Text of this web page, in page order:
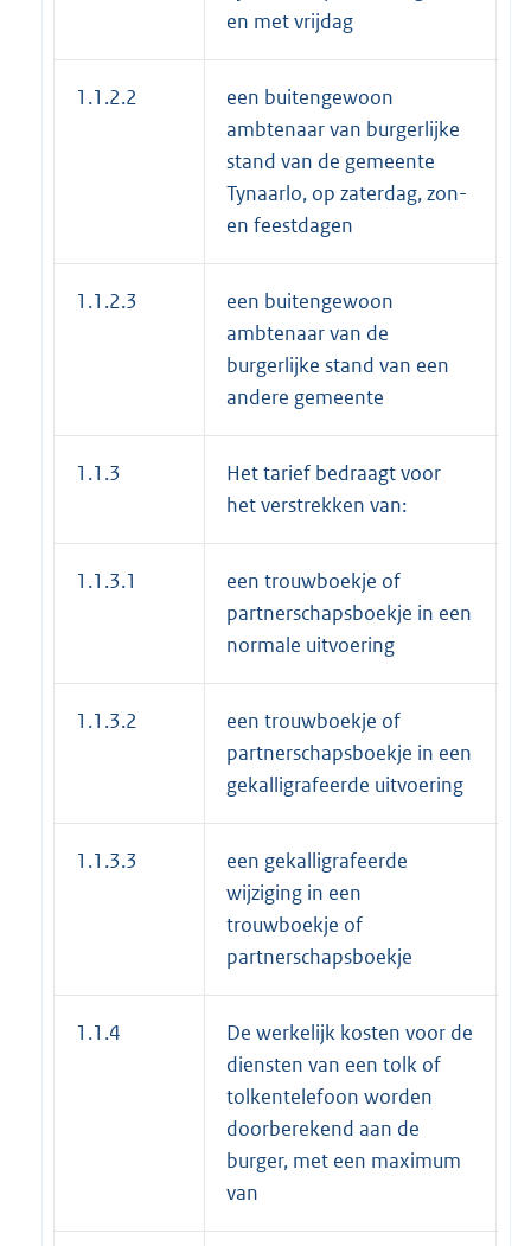
en met vrijdag
1.1.2.2
een buitengewoon
ambtenaar van burgerlijke
stand van de gemeente
Tynaarlo, op zaterdag, zon-
en feestdagen
1.1.2.3
een buitengewoon
ambtenaar van de
burgerlijke stand van een
andere gemeente
1.1.3
Het tarief bedraagt voor
het verstrekken van:
1.1.3.1
een trouwboekje of
partnerschapsboekje in een
normale uitvoering
1.1.3.2
een trouwboekje of
partnerschapsboekje in een
gekalligrafeerde uitvoering
1.1.3.3
een gekalligrafeerde
wijziging in een
trouwboekje of
partnerschapsboekje
1.1.4
De werkelijk kosten voor de
diensten van een tolk of
tolkentelefoon worden
doorberekend aan de
burger, met een maximum
van